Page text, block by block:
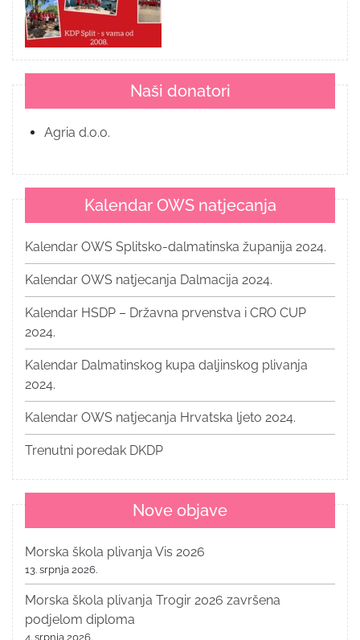
Naši donatori
Agria d.o.o.
Kalendar OWS natjecanja
Kalendar OWS Splitsko-dalmatinska županija 2024.
Kalendar OWS natjecanja Dalmacija 2024.
Kalendar HSDP – Državna prvenstva i CRO CUP
2024.
Kalendar Dalmatinskog kupa daljinskog plivanja
2024.
Kalendar OWS natjecanja Hrvatska ljeto 2024.
Trenutni poredak DKDP
Nove objave
Morska škola plivanja Vis 2026
13. srpnja 2026.
Morska škola plivanja Trogir 2026 završena
podjelom diploma
4. srpnja 2026.